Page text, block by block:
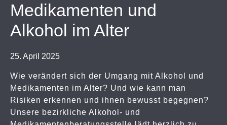
Medikamenten und
Alkohol im Alter
25. April 2025
Wie verändert sich der Umgang mit Alkohol und
Medikamenten im Alter? Und wie kann man
Risiken erkennen und ihnen bewusst begegnen?
Unsere bezirkliche Alkohol- und